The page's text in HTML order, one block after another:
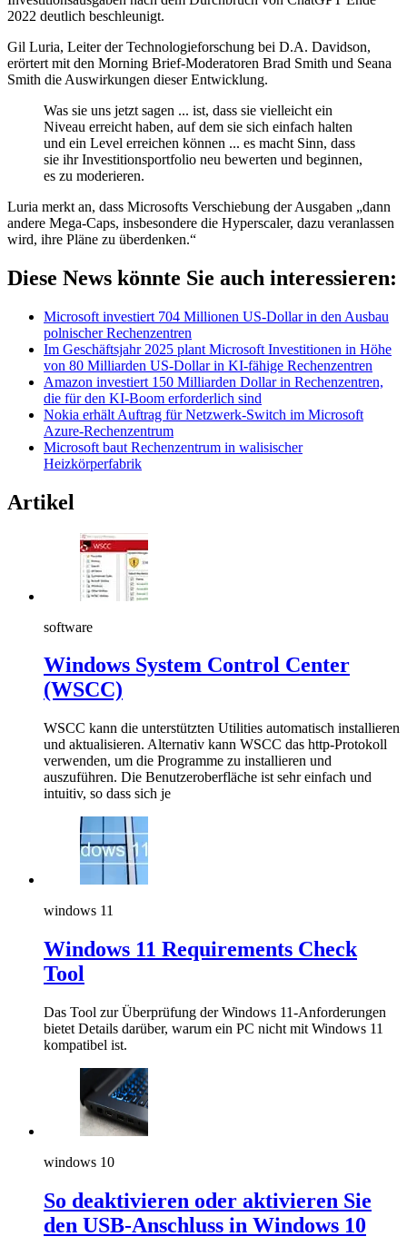
2022 deutlich beschleunigt.
Gil Luria, Leiter der Technologieforschung bei D.A. Davidson,
erörtert mit den Morning Brief-Moderatoren Brad Smith und Seana
Smith die Auswirkungen dieser Entwicklung.
Was sie uns jetzt sagen ... ist, dass sie vielleicht ein
Niveau erreicht haben, auf dem sie sich einfach halten
und ein Level erreichen können ... es macht Sinn, dass
sie ihr Investitionsportfolio neu bewerten und beginnen,
es zu moderieren.
Luria merkt an, dass Microsofts Verschiebung der Ausgaben „dann
andere Mega-Caps, insbesondere die Hyperscaler, dazu veranlassen
wird, ihre Pläne zu überdenken.“
Diese News könnte Sie auch interessieren:
Microsoft investiert 704 Millionen US-Dollar in den Ausbau
polnischer Rechenzentren
Im Geschäftsjahr 2025 plant Microsoft Investitionen in Höhe
von 80 Milliarden US-Dollar in KI-fähige Rechenzentren
Amazon investiert 150 Milliarden Dollar in Rechenzentren,
die für den KI-Boom erforderlich sind
Nokia erhält Auftrag für Netzwerk-Switch im Microsoft
Azure-Rechenzentrum
Microsoft baut Rechenzentrum in walisischer
Heizkörperfabrik
Artikel
software
Windows System Control Center
(WSCC)
WSCC kann die unterstützten Utilities automatisch installieren
und aktualisieren. Alternativ kann WSCC das http-Protokoll
verwenden, um die Programme zu installieren und
auszuführen. Die Benutzeroberfläche ist sehr einfach und
intuitiv, so dass sich je
windows 11
Windows 11 Requirements Check
Tool
Das Tool zur Überprüfung der Windows 11-Anforderungen
bietet Details darüber, warum ein PC nicht mit Windows 11
kompatibel ist.
windows 10
So deaktivieren oder aktivieren Sie
den USB-Anschluss in Windows 10